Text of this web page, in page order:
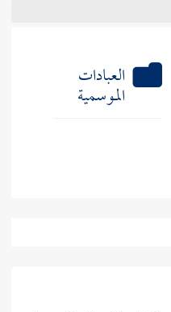
العبادات
الموسمية